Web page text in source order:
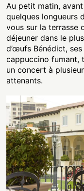
Au petit matin,
quelques longueurs
vous sur la terrasse
déjeuner dans le
d’œufs Bénédict,
cappuccino fumant,
un concert à
attenants.